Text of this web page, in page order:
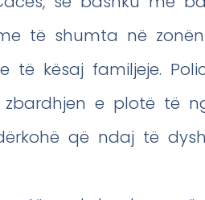
të shumta në zonën
kësaj familjeje.
e plotë të
që ndaj të